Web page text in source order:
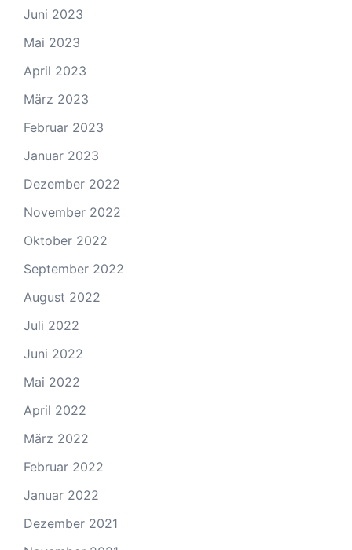
Juni 2023
Mai 2023
April 2023
März 2023
Februar 2023
Januar 2023
Dezember 2022
November 2022
Oktober 2022
September 2022
August 2022
Juli 2022
Juni 2022
Mai 2022
April 2022
März 2022
Februar 2022
Januar 2022
Dezember 2021